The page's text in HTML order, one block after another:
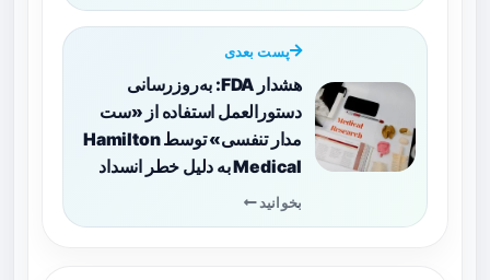
پست بعدی
هشدار FDA: به‌روزرسانی
دستورالعمل استفاده از «ست
مدار تنفسی» توسط Hamilton
Medical به دلیل خطر انسداد
بخوانید